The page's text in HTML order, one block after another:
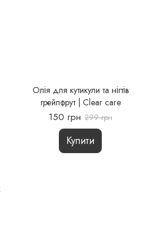
Олія для кутикули та нігтів
грейпфрут | Clear care
150 грн 299 грн
Купити